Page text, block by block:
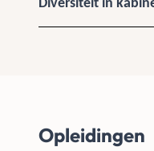
Opleidingen